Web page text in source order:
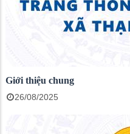
Giới thiệu chung
26/08/2025